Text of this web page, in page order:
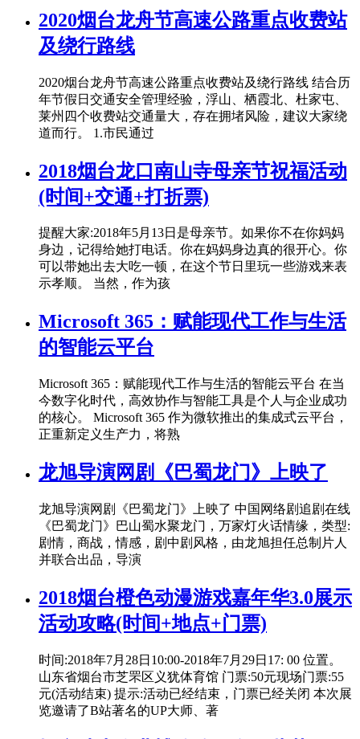
2020烟台龙舟节高速公路重点收费站
及绕行路线
2020烟台龙舟节高速公路重点收费站及绕行路线 结合历
年节假日交通安全管理经验，浮山、栖霞北、杜家屯、
莱州四个收费站交通量大，存在拥堵风险，建议大家绕
道而行。 1.市民通过
2018烟台龙口南山寺母亲节祝福活动
(时间+交通+打折票)
提醒大家:2018年5月13日是母亲节。如果你不在你妈妈
身边，记得给她打电话。你在妈妈身边真的很开心。你
可以带她出去大吃一顿，在这个节日里玩一些游戏来表
示孝顺。 当然，作为孩
Microsoft 365：赋能现代工作与生活
的智能云平台
Microsoft 365：赋能现代工作与生活的智能云平台 在当
今数字化时代，高效协作与智能工具是个人与企业成功
的核心。 Microsoft 365 作为微软推出的集成式云平台，
正重新定义生产力，将熟
龙旭导演网剧《巴蜀龙门》上映了
龙旭导演网剧《巴蜀龙门》上映了 中国网络剧追剧在线
《巴蜀龙门》巴山蜀水聚龙门，万家灯火话情缘，类型:
剧情，商战，情感，剧中剧风格，由龙旭担任总制片人
并联合出品，导演
2018烟台橙色动漫游戏嘉年华3.0展示
活动攻略(时间+地点+门票)
时间:2018年7月28日10:00-2018年7月29日17: 00 位置。
山东省烟台市芝罘区义犹体育馆 门票:50元现场门票:55
元(活动结束) 提示:活动已经结束，门票已经关闭 本次展
览邀请了B站著名的UP大师、著